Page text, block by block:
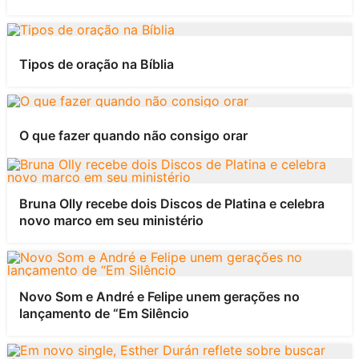
Tipos de oração na Bíblia
O que fazer quando não consigo orar
Bruna Olly recebe dois Discos de Platina e celebra
novo marco em seu ministério
Novo Som e André e Felipe unem gerações no
lançamento de “Em Silêncio